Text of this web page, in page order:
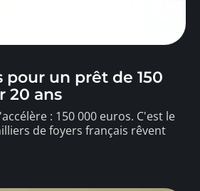
pour un prêt de 150
20 ans
: 150 000 euros. C'est le
de foyers français rêvent